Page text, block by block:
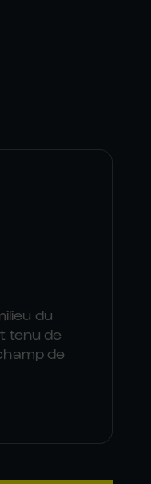
du
tenu de
de